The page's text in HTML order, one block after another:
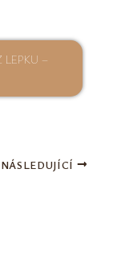
–
NÁSLEDUJÍCÍ